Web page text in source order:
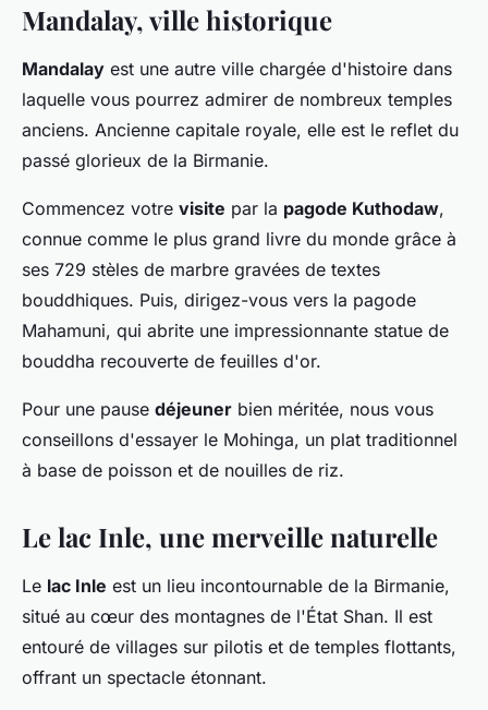
Mandalay, ville historique
Mandalay est une autre ville chargée d'histoire dans
laquelle vous pourrez admirer de nombreux temples
anciens. Ancienne capitale royale, elle est le reflet du
passé glorieux de la Birmanie.
Commencez votre visite par la pagode Kuthodaw,
connue comme le plus grand livre du monde grâce à
ses 729 stèles de marbre gravées de textes
bouddhiques. Puis, dirigez-vous vers la pagode
Mahamuni, qui abrite une impressionnante statue de
bouddha recouverte de feuilles d'or.
Pour une pause déjeuner bien méritée, nous vous
conseillons d'essayer le Mohinga, un plat traditionnel
à base de poisson et de nouilles de riz.
Le lac Inle, une merveille naturelle
Le lac Inle est un lieu incontournable de la Birmanie,
situé au cœur des montagnes de l'État Shan. Il est
entouré de villages sur pilotis et de temples flottants,
offrant un spectacle étonnant.